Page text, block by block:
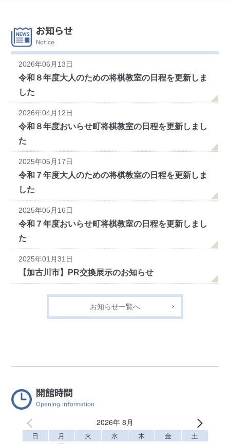
お知らせ
Notice
2026年06月13日
令和８年度大人のための将棋教室の日程を更新しま
した
2026年04月12日
令和８年度おいらせ町将棋教室の日程を更新しまし
た
2025年05月17日
令和７年度大人のための将棋教室の日程を更新しま
した
2025年05月16日
令和７年度おいらせ町将棋教室の日程を更新しまし
た
2025年01月31日
【加古川市】PR交換展示のお知らせ
お知らせ一覧へ
開館時間
Opening information
2026年 8月
日 月 火 水 木 金 土